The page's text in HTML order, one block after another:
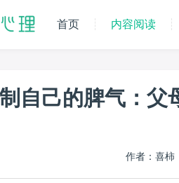
首页 内容阅读
自己的脾气：父
作者：喜柿